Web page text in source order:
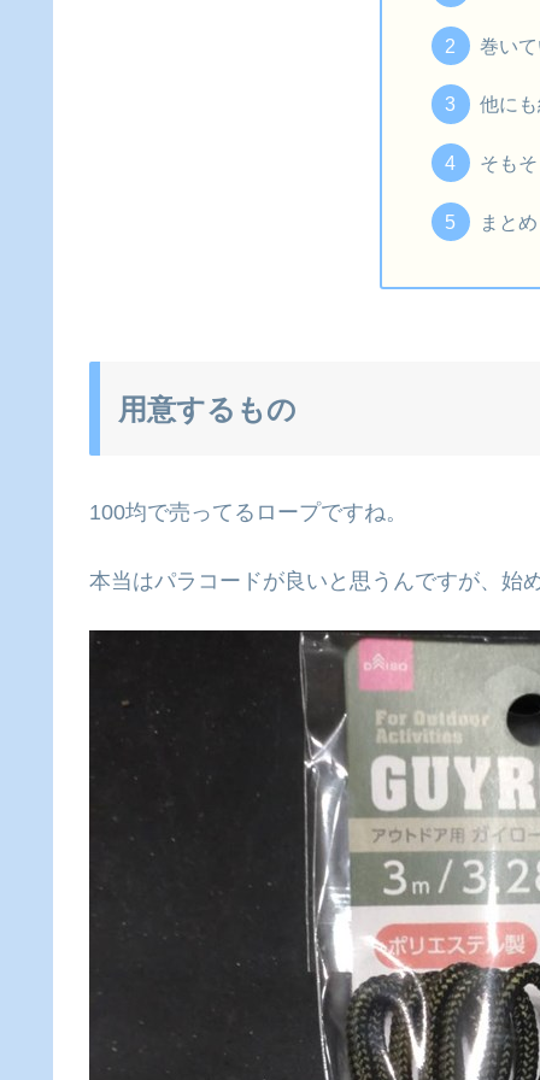
巻いて
他に
そも
まとめ
用意するもの
100均で売ってるロープですね。
本当はパラコードが良いと思うんですが、始